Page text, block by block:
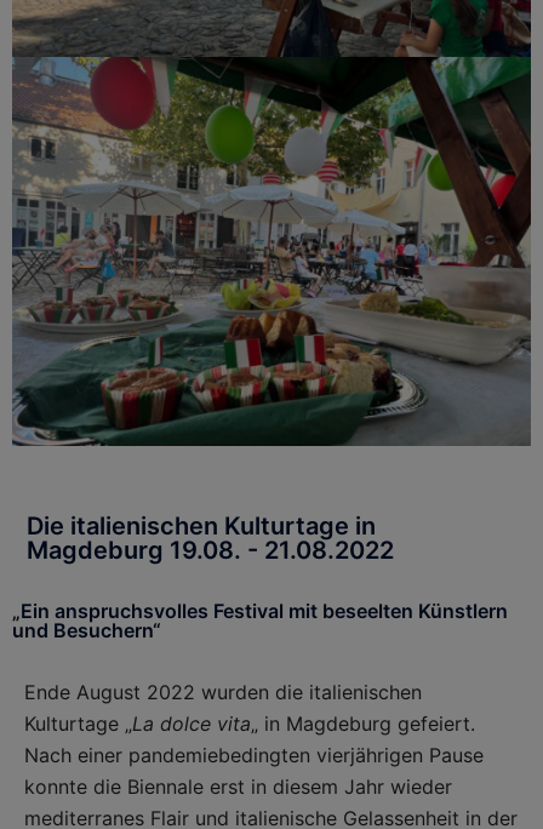
Die italienischen Kulturtage in
Magdeburg 19.08. - 21.08.2022
„Ein anspruchsvolles Festival mit beseelten Künstlern
und Besuchern“
Ende August 2022 wurden die italienischen
Kulturtage „La dolce vita„ in Magdeburg gefeiert.
Nach einer pandemiebe­dingten vierjährigen Pause
konnte die Biennale erst in diesem Jahr wieder
mediterranes Flair und italienische Gelassenheit in der